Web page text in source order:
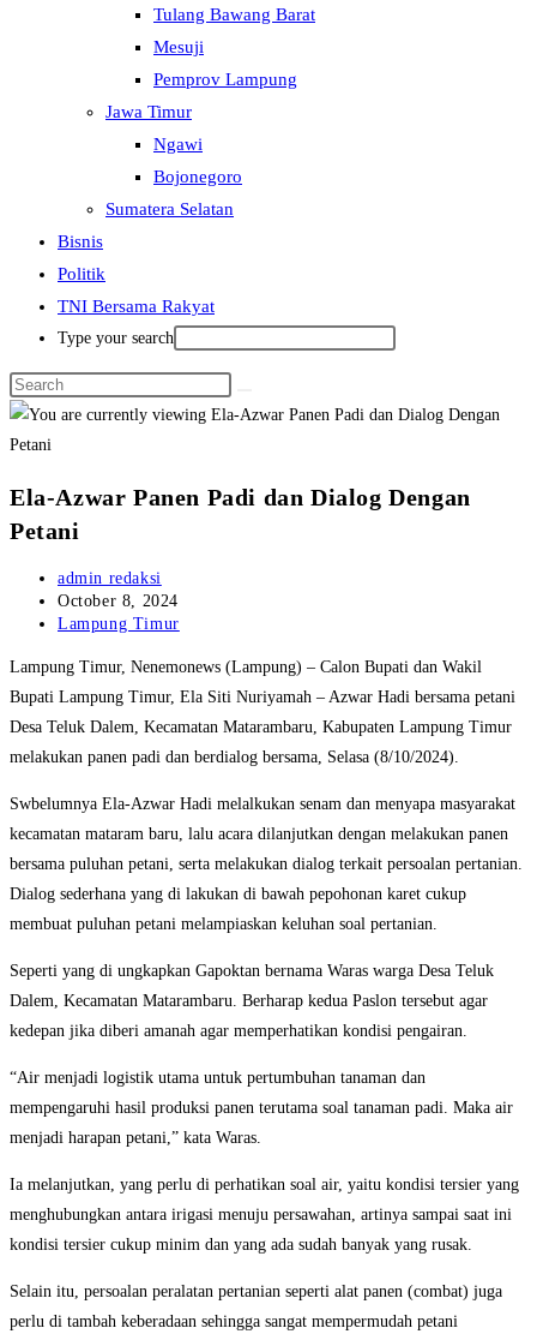
Tulang Bawang Barat
Mesuji
Pemprov Lampung
Jawa Timur
Ngawi
Bojonegoro
Sumatera Selatan
Bisnis
Politik
TNI Bersama Rakyat
Type your search
Ela-Azwar Panen Padi dan Dialog Dengan
Petani
Post
author:
admin redaksi
Post
published:
October 8, 2024
Post
Lampung Timur
Lampung Timur, Nenemonews (Lampung) – Calon Bupati dan Wakil
Bupati Lampung Timur, Ela Siti Nuriyamah – Azwar Hadi bersama petani
Desa Teluk Dalem, Kecamatan Matarambaru, Kabupaten Lampung Timur
melakukan panen padi dan berdialog bersama, Selasa (8/10/2024).
Swbelumnya Ela-Azwar Hadi melalkukan senam dan menyapa masyarakat
kecamatan mataram baru, lalu acara dilanjutkan dengan melakukan panen
bersama puluhan petani, serta melakukan dialog terkait persoalan pertanian.
Dialog sederhana yang di lakukan di bawah pepohonan karet cukup
membuat puluhan petani melampiaskan keluhan soal pertanian.
Seperti yang di ungkapkan Gapoktan bernama Waras warga Desa Teluk
Dalem, Kecamatan Matarambaru. Berharap kedua Paslon tersebut agar
kedepan jika diberi amanah agar memperhatikan kondisi pengairan.
“Air menjadi logistik utama untuk pertumbuhan tanaman dan
mempengaruhi hasil produksi panen terutama soal tanaman padi. Maka air
menjadi harapan petani,” kata Waras.
Ia melanjutkan, yang perlu di perhatikan soal air, yaitu kondisi tersier yang
menghubungkan antara irigasi menuju persawahan, artinya sampai saat ini
kondisi tersier cukup minim dan yang ada sudah banyak yang rusak.
Selain itu, persoalan peralatan pertanian seperti alat panen (combat) juga
perlu di tambah keberadaan sehingga sangat mempermudah petani